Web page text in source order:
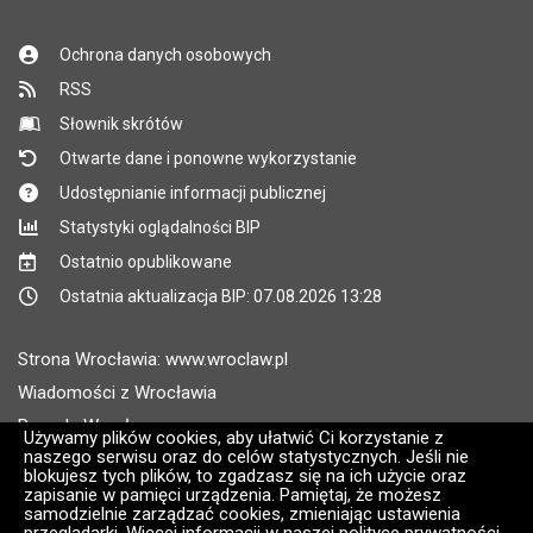
Używamy plików cookies, aby ułatwić Ci korzystanie z
naszego serwisu oraz do celów statystycznych. Jeśli nie
blokujesz tych plików, to zgadzasz się na ich użycie oraz
zapisanie w pamięci urządzenia. Pamiętaj, że możesz
samodzielnie zarządzać cookies, zmieniając ustawienia
Ochrona danych osobowych
RSS
Słownik skrótów
Otwarte dane i ponowne wykorzystanie
Udostępnianie informacji publicznej
Statystyki oglądalności BIP
Ostatnio opublikowane
Ostatnia aktualizacja BIP: 07.08.2026 13:28
Strona Wrocławia: www.wroclaw.pl
Wiadomości z Wrocławia
Pogoda Wrocław
Rozkłady jazdy MPK Wrocław
Administratorem wroclaw.pl jest: ARAW